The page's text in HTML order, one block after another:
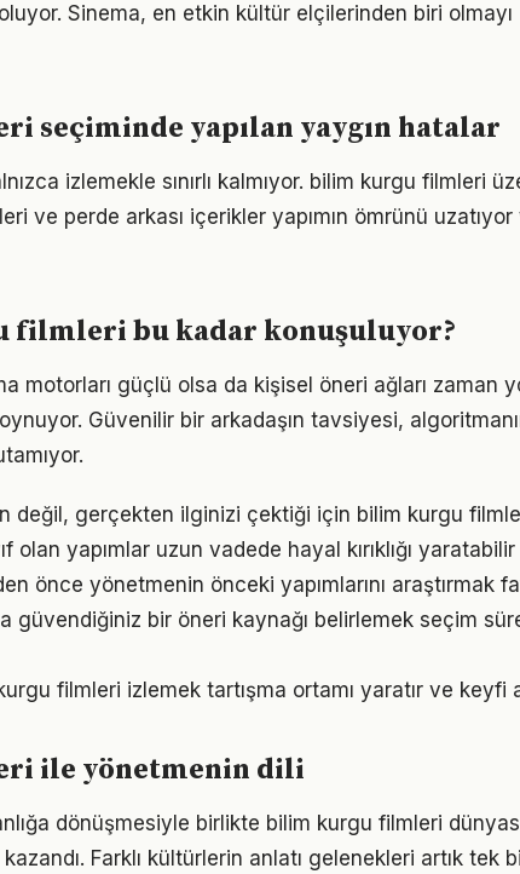
Sinema, en etkin kültür elçilerinden biri olmayı
seçiminde yapılan yaygın hatalar
izlemekle sınırlı kalmıyor. bilim kurgu filmleri
ve perde arkası içerikler yapımın ömrünü uzatıyor
filmleri bu kadar konuşuluyor?
motorları güçlü olsa da kişisel öneri ağları zaman
Güvenilir bir arkadaşın tavsiyesi,
değil, gerçekten ilginizi çektiği için bilim kurgu
olan yapımlar uzun vadede hayal kırıklığı yaratabilir
önce yönetmenin önceki yapımlarını araştırmak
güvendiğiniz bir öneri kaynağı belirlemek seçim
filmleri izlemek tartışma ortamı yaratır ve keyfi
ile yönetmenin dili
dönüşmesiyle birlikte bilim kurgu filmleri
Farklı kültürlerin anlatı gelenekleri artık tek